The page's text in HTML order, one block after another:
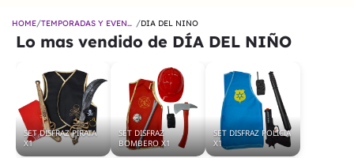
HOME/ TEMPORADAS Y EVENTOS /DÍA DEL NIÑO
Lo mas vendido de DÍA DEL NIÑO
SET DISFRAZ PIRATA
X1
SET DISFRAZ
BOMBERO X1
SET DISFRAZ POLICIA
X1